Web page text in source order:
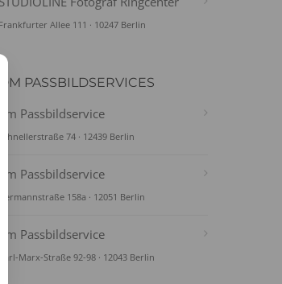
Frankfurter Allee 111 · 10247 Berlin
DM PASSBILDSERVICES
dm Passbildservice
Schnellerstraße 74 · 12439 Berlin
dm Passbildservice
Hermannstraße 158a · 12051 Berlin
dm Passbildservice
Karl-Marx-Straße 92-98 · 12043 Berlin